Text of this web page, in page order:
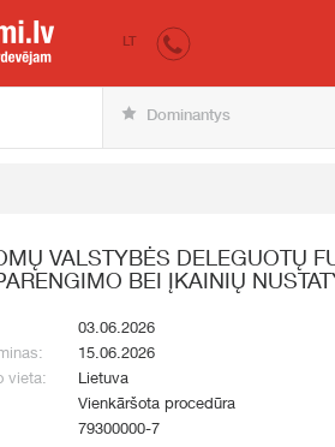
iepirkumi.lv
LT
Dominantys
VALSTYBĖS DELEGUOTŲ
BEI ĮKAINIŲ
03.06.2026
15.06.2026
vieta:
Lietuva
Vienkāršota procedūra
79300000-7